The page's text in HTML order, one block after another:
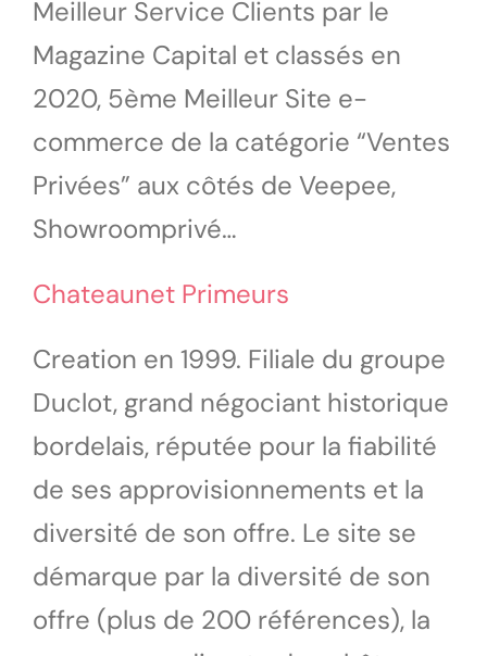
Meilleur Service Clients par le
Magazine Capital et classés en
2020, 5ème Meilleur Site e-
commerce de la catégorie “Ventes
Privées” aux côtés de Veepee,
Showroomprivé…
Chateaunet Primeurs
Creation en 1999. Filiale du groupe
Duclot, grand négociant historique
bordelais, réputée pour la fiabilité
de ses approvisionnements et la
diversité de son offre. Le site se
démarque par la diversité de son
offre (plus de 200 références), la